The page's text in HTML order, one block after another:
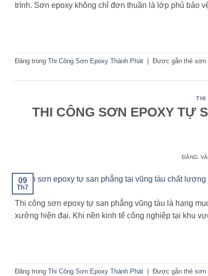
trình. Sơn epoxy không chỉ đơn thuần là lớp phủ bảo
Đăng trong Thi Công Sơn Epoxy Thành Phát Được gắn thẻ sơn
THI
THI CÔNG SƠN EPOXY TỰ
ĐĂNG
09
Th7
Thi công sơn epoxy tự san phẳng vũng tàu là hạng
xưởng hiện đại. Khi nền kinh tế công nghiệp tại khu
Đăng trong Thi Công Sơn Epoxy Thành Phát Được gắn thẻ sơn